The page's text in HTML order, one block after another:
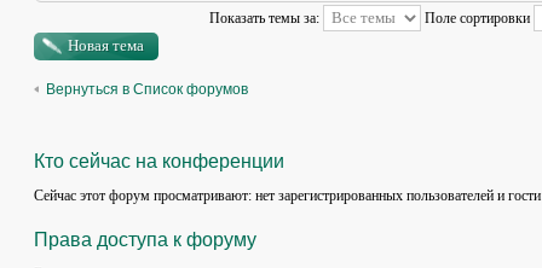
Показать темы за: Поле сортировки
Новая тема
Вернуться в Список форумов
Кто сейчас на конференции
Сейчас этот форум просматривают: нет зарегистрированных пользователей и
Права доступа к форуму